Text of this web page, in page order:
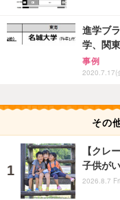
進学ブ
学、関
事例
2020.7.17(
その
【クレ
子供が
2026.8.7